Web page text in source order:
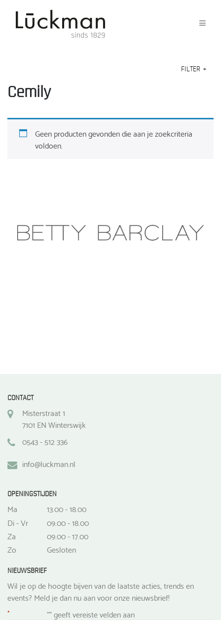
FILTER +
Cemily
Geen producten gevonden die aan je zoekcriteria
voldoen.
CONTACT
Misterstraat 1
7101 EN Winterswijk
0543 - 512 336
info@luckman.nl
OPENINGSTIJDEN
Ma
13.00 - 18.00
Di - Vr
09.00 - 18.00
Za
09.00 - 17.00
Zo
Gesloten
NIEUWSBRIEF
Wil je op de hoogte bijven van de laatste acties, trends en
events? Meld je dan nu aan voor onze nieuwsbrief!
"
* " geeft vereiste velden aan